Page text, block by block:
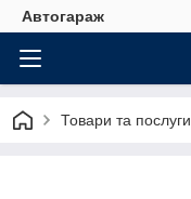
Автогараж
Товари та послуги